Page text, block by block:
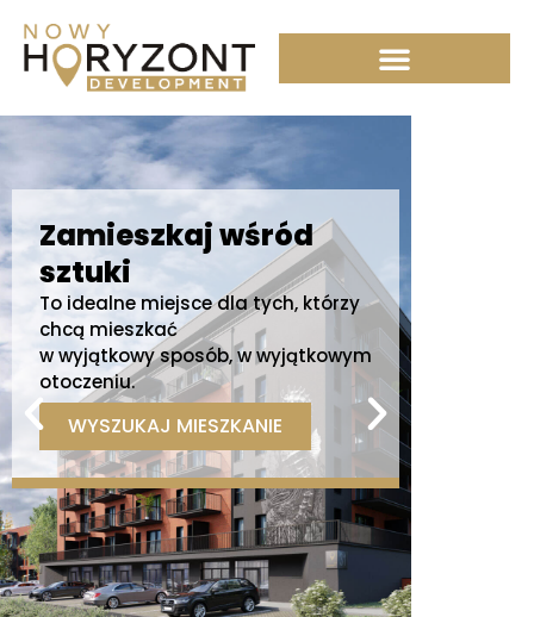
treści
wśród
miejsce dla tych, którzy
sposób, w wyjątkowym
MIESZKANIE
Osiedle
Tworzymy strefę
miejscu otoczonym
WYSZUKAJ